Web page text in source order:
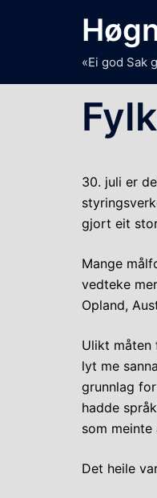
«Ei god Sak
30. juli er
gjort eit
Mange
vedteke
Opland,
Ulikt måten
lyt me
grunnlag
hadde
som
Det heile